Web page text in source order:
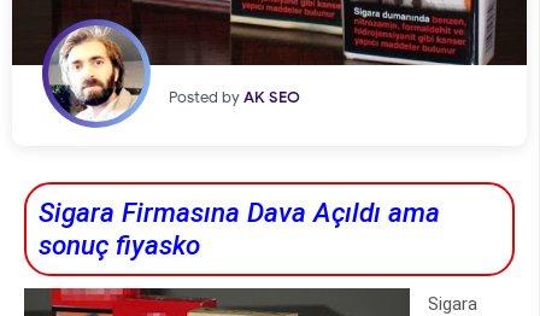
Posted byAK SEO
Sigara Firmasına Dava Açıldı ama
sonuç fiyasko
Sigara